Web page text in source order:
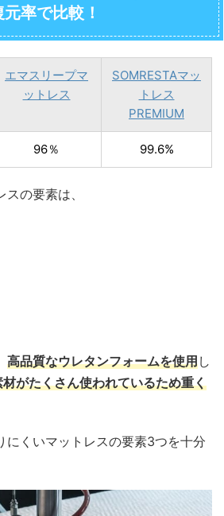
率で比較！
エマスリープマ
ットレス
SOMRESTAマッ
トレス
PREMIUM
96％ 99.6%
の要素は、
高品質なウレタンフォームを使用し
がたくさん使われているため重く
にくいマットレスの要素3つを十分